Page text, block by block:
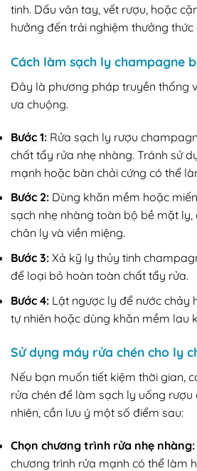
tinh. Dấu vân tay, vết rượu, hoặc
hưởng đến trải nghiệm thưởng
Cách làm sạch ly champagne
Đây là phương pháp truyền thống
ưa chuộng.
Bước 1: Rửa sạch ly rượu
chất tẩy rửa nhẹ nhàng. Tránh sử
mạnh hoặc bàn chải cứng có thể
Bước 2: Dùng khăn mềm hoặc
sạch nhẹ nhàng toàn bộ bề mặt ly,
chân ly và viền miệng.
Bước 3: Xả kỹ ly thủy tinh
để loại bỏ hoàn toàn chất tẩy rửa.
Bước 4: Lật ngược ly để nước chảy
tự nhiên hoặc dùng khăn mềm lau
Sử dụng máy rửa chén cho ly
Nếu bạn muốn tiết kiệm thời gian,
rửa chén để làm sạch ly uống rượu
nhiên, cần lưu ý một số điểm sau:
Chọn chương trình rửa nhẹ nhàng:
chương trình rửa mạnh có thể làm